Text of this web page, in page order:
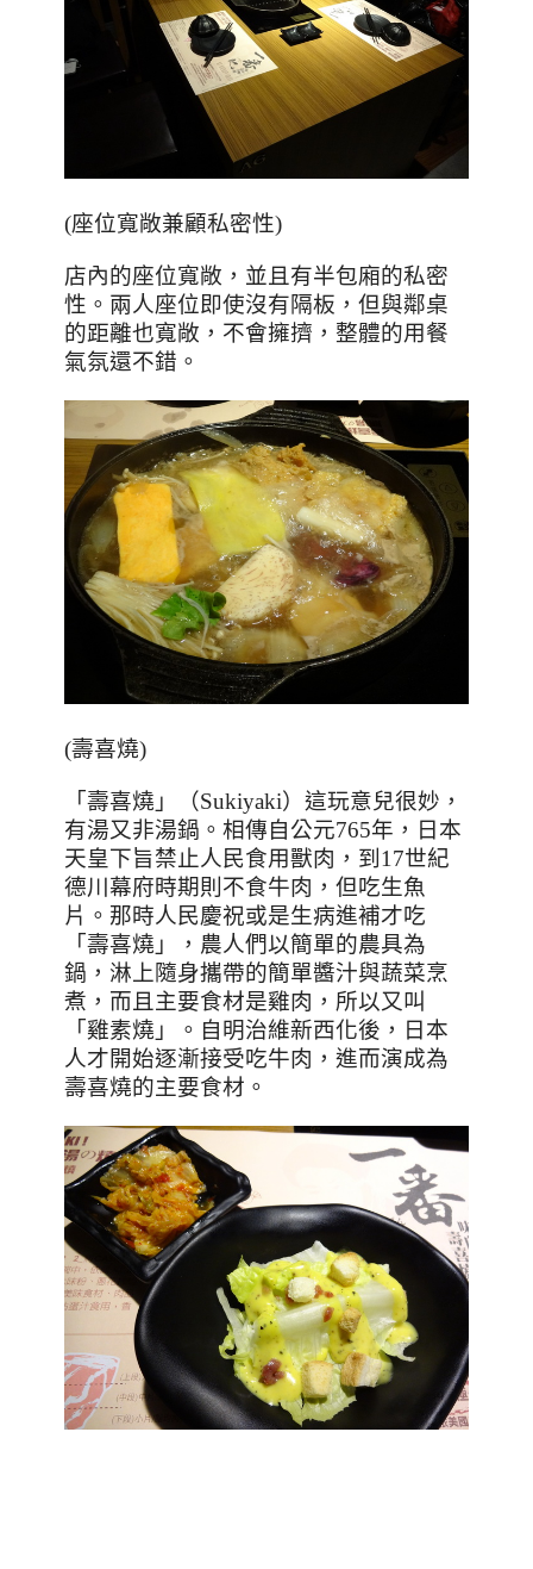
(座位寬敞兼顧私密性)
店內的座位寬敞，並且有半包廂的私密
性。兩人座位即使沒有隔板，但與鄰桌
的距離也寬敞，不會擁擠，整體的用餐
氣氛還不錯。
(壽喜燒)
「壽喜燒」（Sukiyaki）這玩意兒很妙，
有湯又非湯鍋。相傳自公元765年，日本
天皇下旨禁止人民食用獸肉，到 17世紀
德川幕府時期則不食牛肉，但吃生魚
片。那時人民慶祝或是生病進補才吃
「壽喜燒」，農人們以簡單的農具為
鍋，淋上隨身攜帶的簡單醬汁與蔬菜烹
煮，而且主要食材是雞肉，所以又叫
「雞素燒」。自明治維新西化後，日本
人才開始逐漸接受吃牛肉，進而演成為
壽喜燒的主要食材。